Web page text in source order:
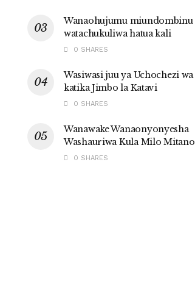
Wanaohujumu miundombinu
watachukuliwa hatua kali
0 SHARES
Wasiwasi juu ya Uchochezi
katika Jimbo la Katavi
0 SHARES
Wanawake Wanaonyonyesha
Washauriwa Kula Milo
0 SHARES